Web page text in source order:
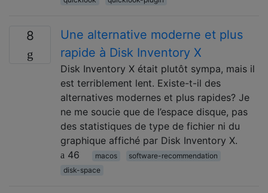
8
Une alternative moderne et plus
rapide à Disk Inventory X
Disk Inventory X était plutôt sympa, mais il
est terriblement lent. Existe-t-il des
alternatives modernes et plus rapides? Je
ne me soucie que de l’espace disque, pas
des statistiques de type de fichier ni du
graphique affiché par Disk Inventory X.
46
macos
software-recommendation
disk-space